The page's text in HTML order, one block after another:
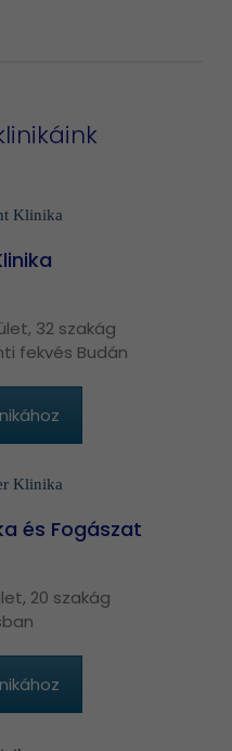
32 szakág
fekvés Budán
és Fogászat
20 szakág